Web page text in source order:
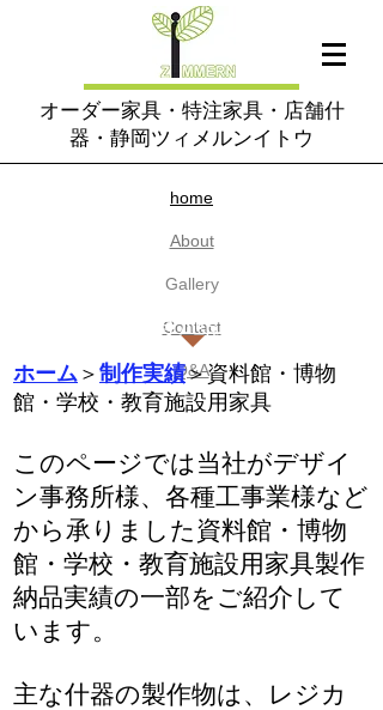
オーダー家具・特注家具・店舗什
器・静岡ツィメルンイトウ
home​
About
​Gallery
Contact
​Q&A
学校・保育施設家具製作
ホーム＞制作実績＞資料館・博物
館・学校・教育施設用家具
このページでは当社がデザイ
ン事務所様、各種工事業様など
から承りました資料館・博物
館・学校・教育施設用家具製作
納品実績の一部をご紹介して
います。
主な什器の製作物は、レジカ